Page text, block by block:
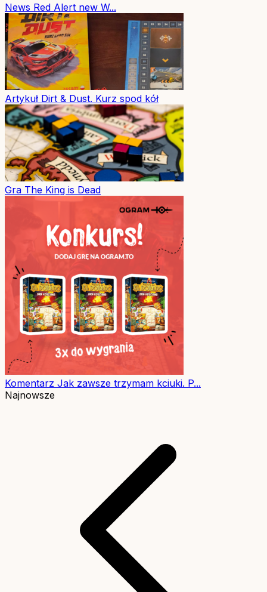
News Red Alert new W...
Artykuł Dirt & Dust. Kurz spod kół
Gra The King is Dead
Komentarz Jak zawsze trzymam kciuki. P...
Najnowsze